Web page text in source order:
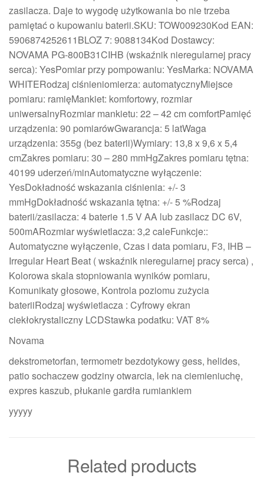
zasilacza. Daje to wygodę użytkowania bo nie trzeba
pamiętać o kupowaniu baterii.SKU: TOW009230Kod EAN:
5906874252611BLOZ 7: 9088134Kod Dostawcy:
NOVAMA PG-800B31CIHB (wskaźnik nieregularnej pracy
serca): YesPomiar przy pompowaniu: YesMarka: NOVAMA
WHITERodzaj ciśnieniomierza: automatycznyMiejsce
pomiaru: ramięMankiet: komfortowy, rozmiar
uniwersalnyRozmiar mankietu: 22 – 42 cm comfortPamięć
urządzenia: 90 pomiarówGwarancja: 5 latWaga
urządzenia: 355g (bez baterii)Wymiary: 13,8 x 9,6 x 5,4
cmZakres pomiaru: 30 – 280 mmHgZakres pomiaru tętna:
40199 uderzeń/minAutomatyczne wyłączenie:
YesDokładność wskazania ciśnienia: +/- 3
mmHgDokładność wskazania tętna: +/- 5 %Rodzaj
baterii/zasilacza: 4 baterie 1.5 V AA lub zasilacz DC 6V,
500mARozmiar wyświetlacza: 3,2 caleFunkcje::
Automatyczne wyłączenie, Czas i data pomiaru, F3, IHB –
Irregular Heart Beat ( wskaźnik nieregularnej pracy serca) ,
Kolorowa skala stopniowania wyników pomiaru,
Komunikaty głosowe, Kontrola poziomu zużycia
bateriiRodzaj wyświetlacza : Cyfrowy ekran
ciekłokrystaliczny LCDStawka podatku: VAT 8%
Novama
dekstrometorfan, termometr bezdotykowy gess, helides,
patio sochaczew godziny otwarcia, lek na ciemieniuchę,
expres kaszub, płukanie gardła rumiankiem
yyyyy
Related products